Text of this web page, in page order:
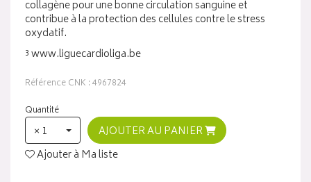
collagène pour une bonne circulation sanguine et
contribue à la protection des cellules contre le stress
oxydatif.
³ www.liguecardioliga.be
Référence CNK : 4967824
Quantité
× 1
AJOUTER AU PANIER
Ajouter à Ma liste